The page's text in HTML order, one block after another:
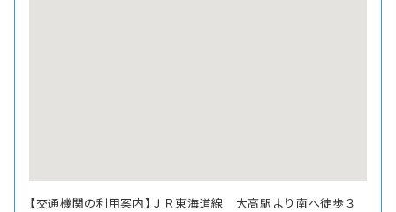
【交通機関の利用案内】ＪＲ東海道線 大高駅より南へ徒歩３